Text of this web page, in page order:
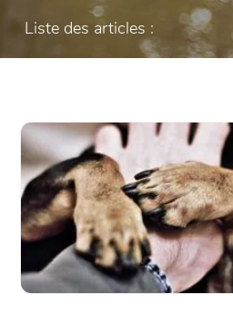
Liste des articles :